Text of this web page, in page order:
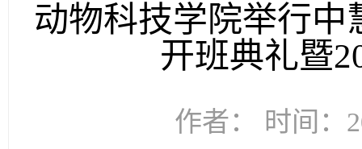
动物科技学院举行中
开班典礼暨
作者： 时间：